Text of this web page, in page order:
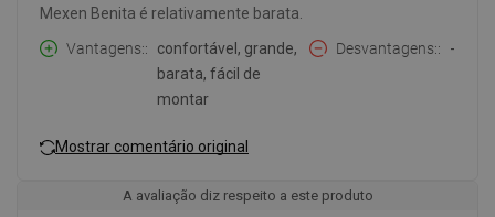
Mexen Benita é relativamente barata.
Vantagens:
confortável, grande,
barata, fácil de
montar
Desvantagens: -
Mostrar comentário original
A avaliação diz respeito a este produto